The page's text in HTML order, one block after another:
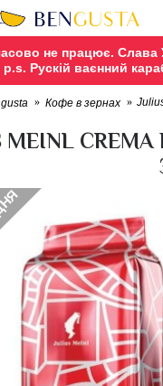
не працює. Слава
Рускій ваєнний
Кофе в зернах
MEINL CREMA